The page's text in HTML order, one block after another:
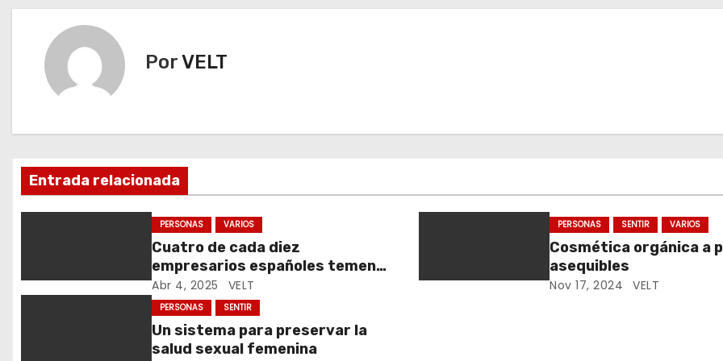
a
a
c
i
n
PorVELT
Entrada relacionada
PERSONAS VARIOS
Cuatro de cada diez
empresarios españoles temen
que los aranceles frenen su
comercio exterior
Abr 4, 2025 VELT
PERSONAS SENTIR VARIOS
Cosmética orgánica a
asequibles
Nov 17, 2024 VELT
PERSONAS SENTIR
Un sistema para preservar la
salud sexual femenina